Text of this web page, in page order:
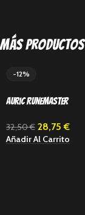
Más
-12%
Auric Runemaster
32,50€ 28,75€
Añadir Al Carrito